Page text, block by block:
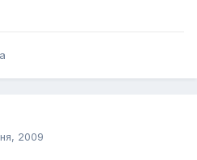
2009